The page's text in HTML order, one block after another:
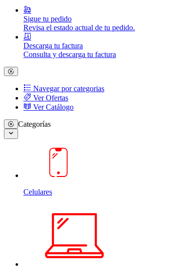
Sigue tu pedido
Revisa el estado actual de tu pedido.
Descarga tu factura
Consulta y descarga tu factura
Navegar por categorias
Ver Ofertas
Ver Catálogo
Categorías
Celulares